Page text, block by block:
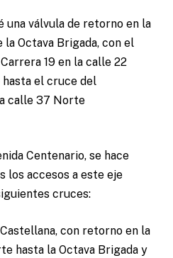
una válvula de retorno en la
Octava Brigada, con el
19 en la calle 22
el cruce del
calle 37 Norte
Centenario, se hace
los accesos a este eje
cruces:
con retorno en la
hasta la Octava Brigada y